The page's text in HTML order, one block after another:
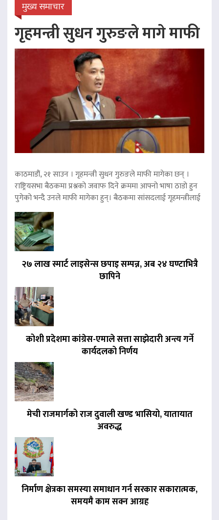
मुख्य समाचार
गृहमन्त्री सुधन गुरुङले मागे माफी
काठमाडौं, २१ साउन । गृहमन्त्री सुधन गुरुङले माफी मागेका छन् ।
राष्ट्रियसभा बैठकमा प्रश्नको जवाफ दिने क्रममा आफ्नो भाषा ठाडो हुन
पुगेको भन्दै उनले माफी मागेका हुन्। बैठकमा सांसदलाई गृहमन्त्रीलाई
२७ लाख स्मार्ट लाइसेन्स छपाइ सम्पन्न, अब २४ घण्टाभित्रै
छापिने
कोशी प्रदेशमा कांग्रेस-एमाले सत्ता साझेदारी अन्त्य गर्ने
कार्यदलको निर्णय
मेची राजमार्गको राज दुवाली खण्ड भासियो, यातायात
अवरुद्ध
निर्माण क्षेत्रका समस्या समाधान गर्न सरकार सकारात्मक,
समयमै काम सक्न आग्रह